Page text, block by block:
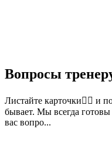
Вопросы
Листайте карточки👉🏼 и
бывает. Мы всегда
вас вопро...